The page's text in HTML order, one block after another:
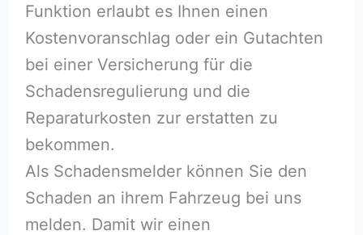
Funktion erlaubt es Ihnen einen
Kostenvoranschlag oder ein Gutachten
bei einer Versicherung für die
Schadensregulierung und die
Reparaturkosten zur erstatten zu
bekommen.
Als Schadensmelder können Sie den
Schaden an ihrem Fahrzeug bei uns
melden. Damit wir einen